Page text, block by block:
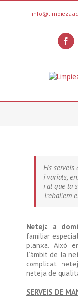
Skip
Els serveis
i variats,
i al que la
Treballem
Neteja a
familiar
planxa. Això
l’àmbit de la
complicat
neteja de
SERVEIS DE